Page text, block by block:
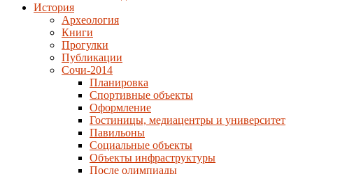
История
Археология
Книги
Прогулки
Публикации
Сочи-2014
Планировка
Спортивные объекты
Оформление
Гостиницы, медиацентры и университет
Павильоны
Социальные объекты
Объекты инфраструктуры
После олимпиады